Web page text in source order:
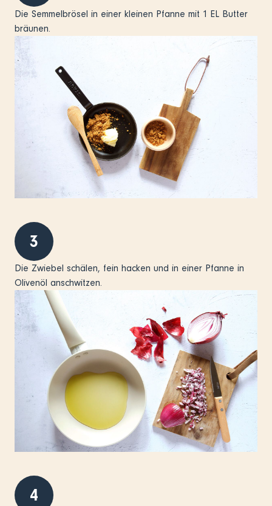
Die Semmelbrösel in einer kleinen Pfanne mit 1 EL Butter
bräunen.
3
Die Zwiebel schälen, fein hacken und in einer Pfanne in
Olivenöl anschwitzen.
4